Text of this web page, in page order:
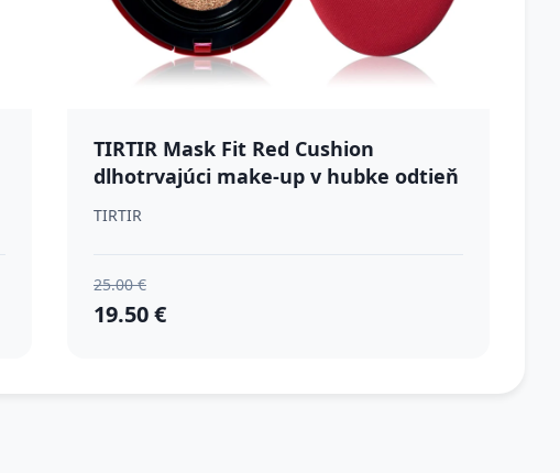
TIRTIR Mask Fit Red Cushion
dlhotrvajúci make-up v hubke odtieň
22N Shell Beige 18 g
TIRTIR
25.00 €
19.50 €